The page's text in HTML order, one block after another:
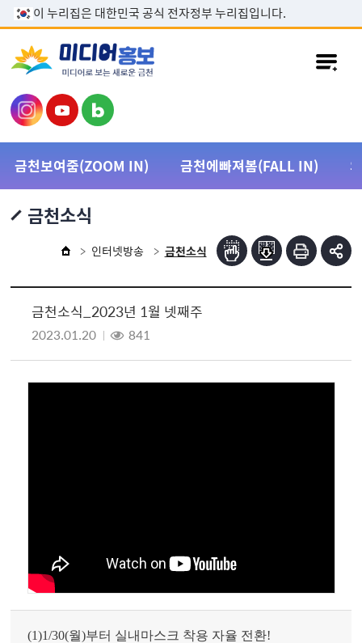
본문 바로가기
이 누리집은 대한민국 공식 전자정부 누리집입니다.
금천보여줌(ZOOM IN) 금천에빠져봄(FALL IN)
금천소식
인터넷방송 금천소식
금천소식_2023년 1월 넷째주
2023.01.20 841
(1)1/30(월)부터 실내마스크 착용 자율 전환!